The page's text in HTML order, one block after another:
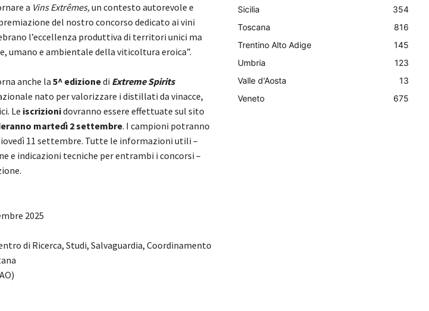
a Vins Extrêmes,un contesto autorevole e
del nostro concorso dedicato ai vini
l’eccellenza produttiva di territori unici ma
umano e ambientale della viticoltura eroica”.
anche la5^ edizionedi Extreme Spirits
nato per valorizzare i distillati da vinacce,
Le iscrizionidovranno essere effettuate sul sito
martedì 2 settembre. I campioni potranno
11 settembre. Tutte le informazioni utili –
e indicazioni tecniche per entrambi i concorsi –
2025
di Ricerca, Studi, Salvaguardia, Coordinamento
Sicilia
354
Toscana
816
Trentino Alto Adige
145
Umbria
123
Valle d'Aosta
13
Veneto
675